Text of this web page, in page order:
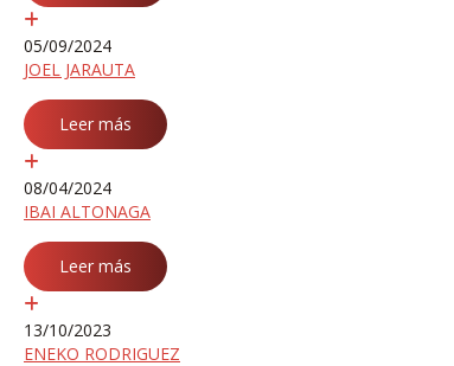
05/09/2024
JOEL JARAUTA
Leer más
08/04/2024
IBAI ALTONAGA
Leer más
13/10/2023
ENEKO RODRIGUEZ